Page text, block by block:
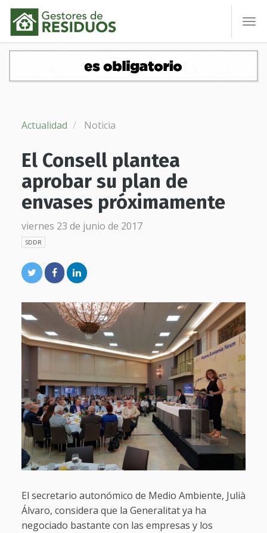
Actualidad Noticia
El Consell plantea
aprobar su plan de
envases próximamente
viernes 23 de junio de 2017
SDDR
El secretario autonómico de Medio Ambiente, Julià
Álvaro, considera que la Generalitat ya ha
negociado bastante con las empresas y los